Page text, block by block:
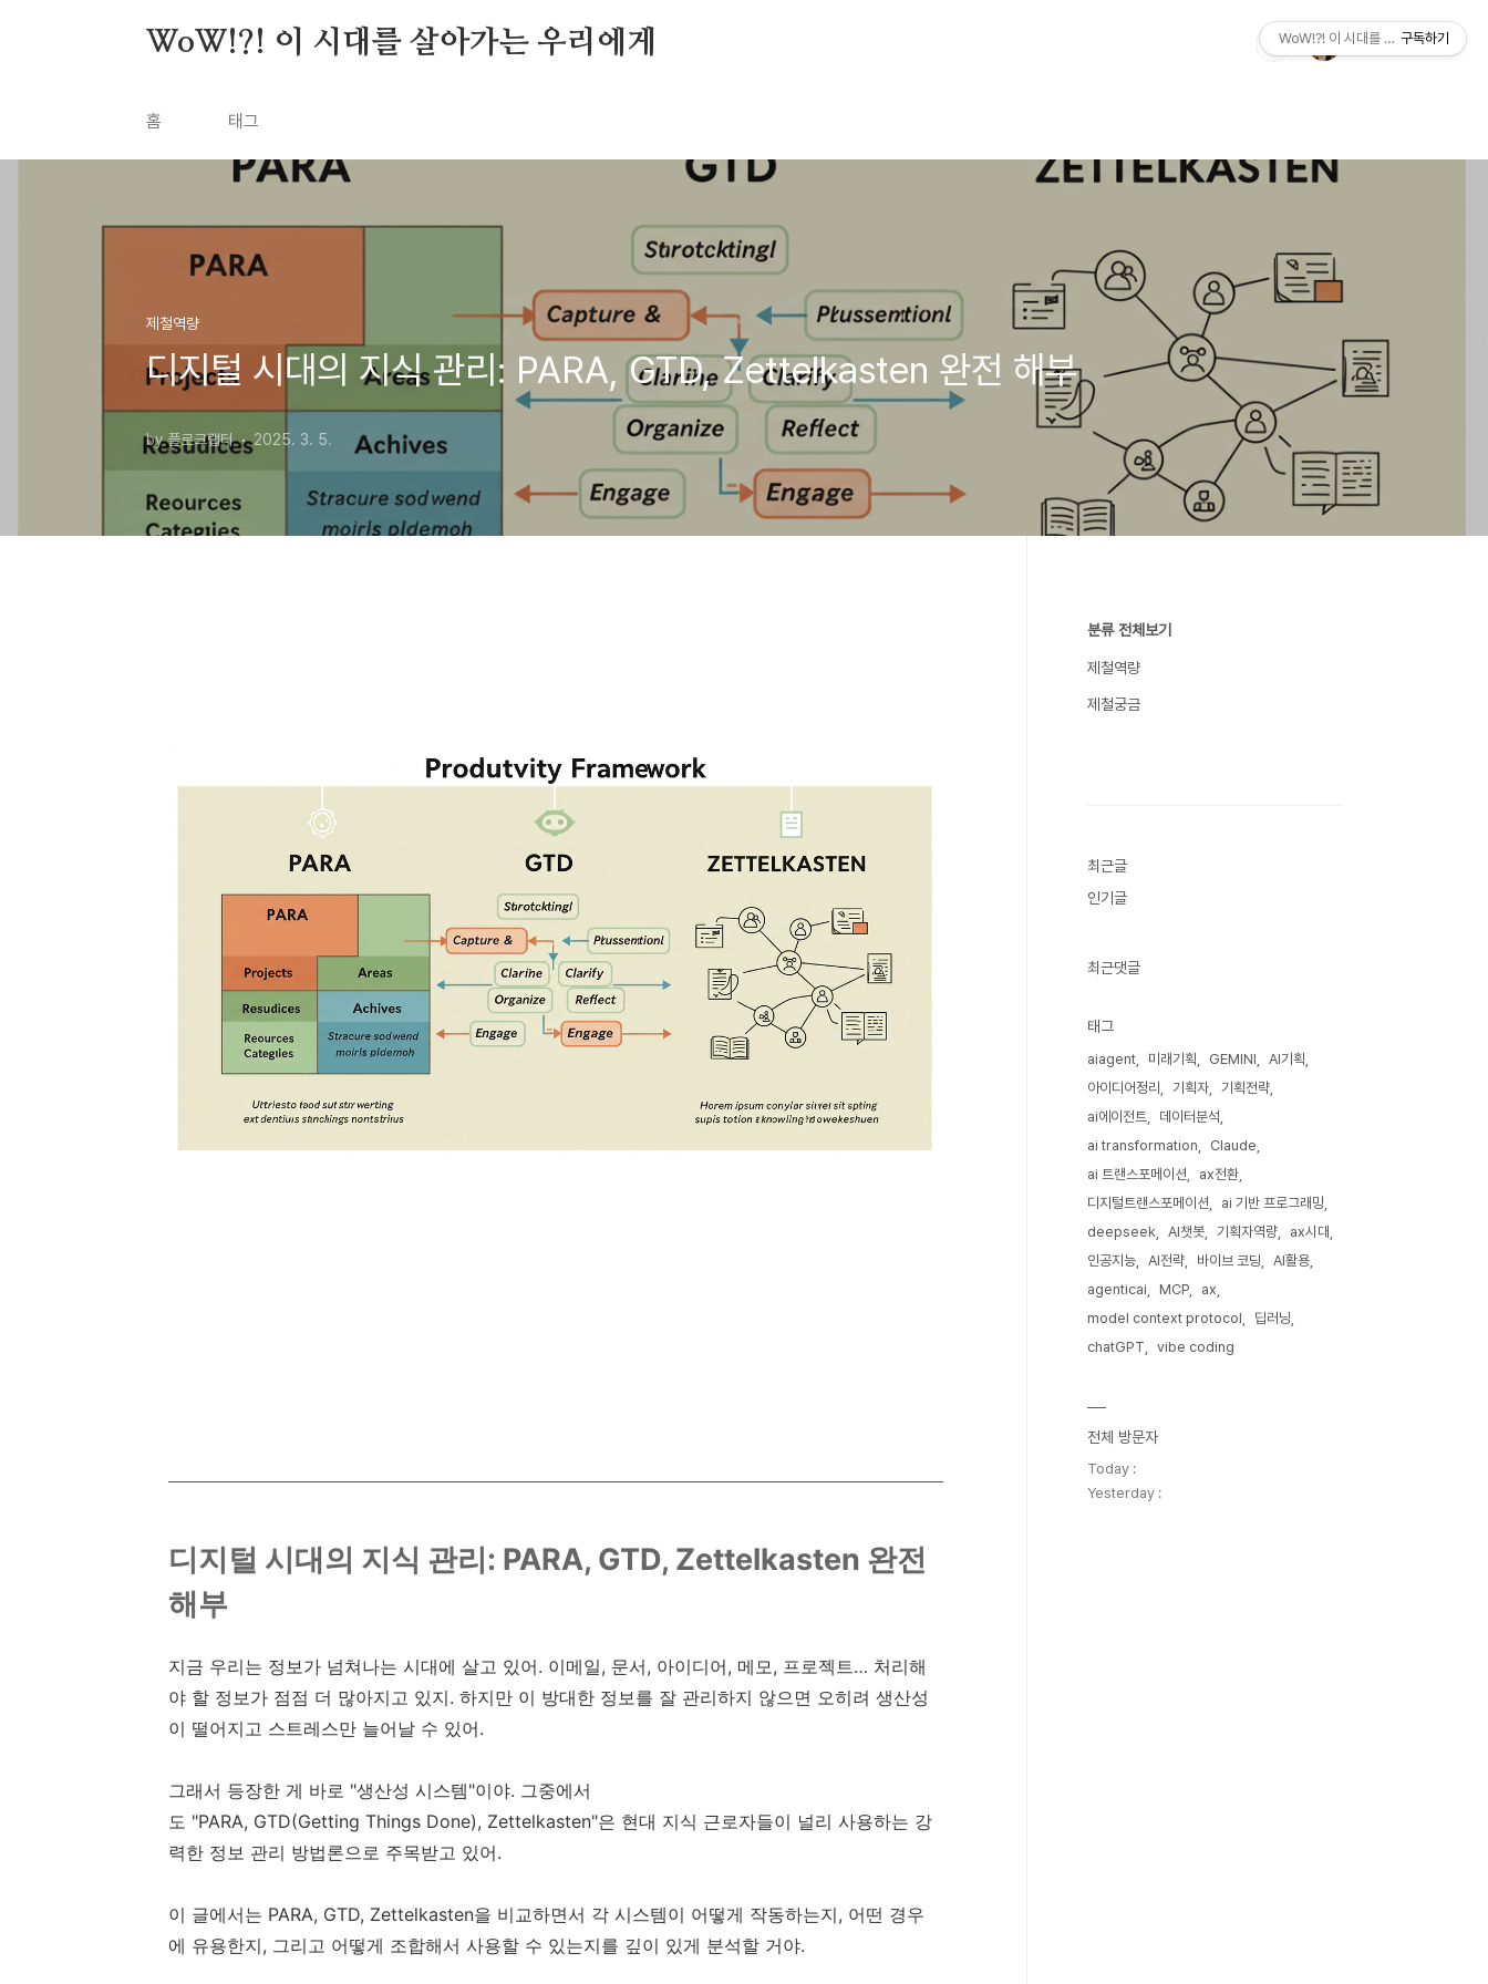
WoW!?! 이 시대를 살아가는 우리에게
홈 태그
제철역량
디지털 시대의 지식 관리: PARA, GTD, Zettelkasten 완전 해부
by 플로크랩터 2025. 3. 5.
디지털 시대의 지식 관리: PARA, GTD, Zettelkasten 완전
해부
지금 우리는 정보가 넘쳐나는 시대에 살고 있어. 이메일, 문서, 아이디어, 메모, 프로젝트… 처리해
야 할 정보가 점점 더 많아지고 있지. 하지만 이 방대한 정보를 잘 관리하지 않으면 오히려 생산성
이 떨어지고 스트레스만 늘어날 수 있어.
그래서 등장한 게 바로 "생산성 시스템"이야. 그중에서
도 "PARA, GTD(Getting Things Done), Zettelkasten"은 현대 지식 근로자들이 널리 사용하는 강
력한 정보 관리 방법론으로 주목받고 있어.
이 글에서는 PARA, GTD, Zettelkasten을 비교하면서 각 시스템이 어떻게 작동하는지, 어떤 경우
에 유용한지, 그리고 어떻게 조합해서 사용할 수 있는지를 깊이 있게 분석할 거야.
분류 전체보기
제철역량
제철궁금
최근글
인기글
최근댓글
태그
aiagent 미래기획 GEMINI
AI기획
아이디어정리
기획자
기획전략
ai에이전트
데이터분석
ai transformation
Claude
ai 트랜스포메이션
ax전환
디지털트랜스포메이션
ai 기반 프로그래밍
deepseek
AI챗봇 기획자역량
ax시대
인공지능
AI전략 바이브 코딩
AI활용
agenticai
MCP
ax
model context protocol
딥러닝
chatGPT
vibe coding
전체 방문자
Today :
Yesterday :
WoW!?! 이 시대를 살아가는 우리에게
구독하기